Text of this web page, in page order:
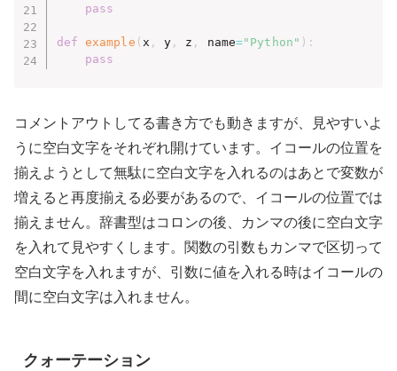
pass
def example ( x , y , z , name="Python" ) :
pass
コメントアウトしてる書き方でも動きますが、見やすいよ
うに空白文字をそれぞれ開けています。イコールの位置を
揃えようとして無駄に空白文字を入れるのはあとで変数が
増えると再度揃える必要があるので、イコールの位置では
揃えません。辞書型はコロンの後、カンマの後に空白文字
を入れて見やすくします。関数の引数もカンマで区切って
空白文字を入れますが、引数に値を入れる時はイコールの
間に空白文字は入れません。
クォーテーション